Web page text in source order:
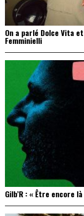
On a parlé Dolce Vita
Femminielli
Gilb’R : « Être encore